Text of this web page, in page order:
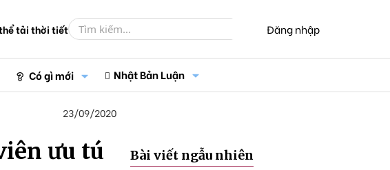
thể tải thời tiết Đăng nhập
Có gì mới Nhật Bản Luận
23/09/2020
ưu tú
Bài viết ngẫu nhiên